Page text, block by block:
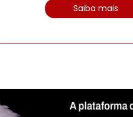
Saiba mais